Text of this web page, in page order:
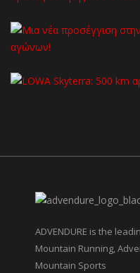
ADVENDURE is the
Mountain Running,
Mountain Sports